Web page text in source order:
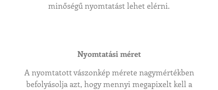
minőségű nyomtatást lehet elérni.
Nyomtatási méret
A nyomtatott vászonkép mérete nagymértékben
befolyásolja azt, hogy mennyi megapixelt kell a